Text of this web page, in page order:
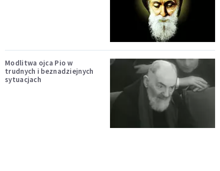
Modlitwa ojca Pio w
trudnych i beznadziejnych
sytuacjach